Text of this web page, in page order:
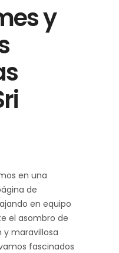
y
en una
de
en equipo
el asombro de
y maravillosa
fascinados